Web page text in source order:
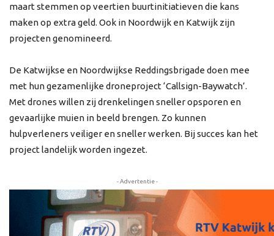
maart stemmen op veertien buurtinitiatieven die kans
maken op extra geld. Ook in Noordwijk en Katwijk zijn
projecten genomineerd.
De Katwijkse en Noordwijkse Reddingsbrigade doen mee
met hun gezamenlijke droneproject ‘Callsign-Baywatch’.
Met drones willen zij drenkelingen sneller opsporen en
gevaarlijke muien in beeld brengen. Zo kunnen
hulpverleners veiliger en sneller werken. Bij succes kan het
project landelijk worden ingezet.
- Advertentie -